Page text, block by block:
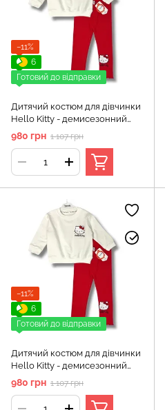
−11%
6
Готовий до відправки
Дитячий костюм для дівчинки
Hello Kitty - демисезонний
повсякденний комплект Murat
Baby (кофта, лосини), Біло-
червоний, 2 роки, 92см
980 грн 1 107 грн
−11%
6
Готовий до відправки
Дитячий костюм для дівчинки
Hello Kitty - демисезонний
повсякденний комплект Murat
Baby (кофта, лосини), Біло-
червоний, 4 роки, 104см
980 грн 1 107 грн